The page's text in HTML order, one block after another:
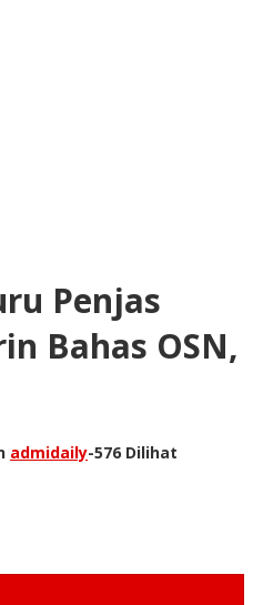
Penjas
Bahas OSN,
admidaily-576 Dilihat